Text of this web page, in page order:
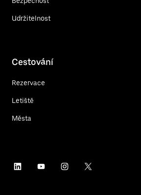
Udržitelnost
Cestování
Rezervace
Letiště
Města